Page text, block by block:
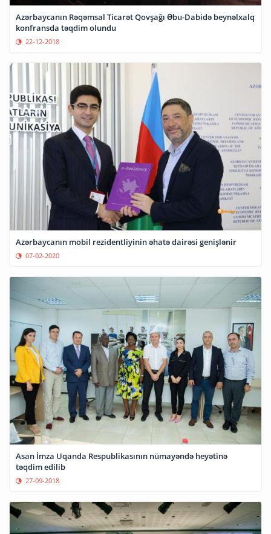
Azərbaycanın Rəqəmsal Ticarət Qovşağı Əbu-Dabidə beynəlxalq
konfransda təqdim olundu
22-12-2018
Azərbaycanın mobil rezidentliyinin əhatə dairəsi genişlənir
07-02-2020
Аsan İmza Uqanda Respublikasının nümayəndə heyətinə
təqdim edilib
27-09-2018